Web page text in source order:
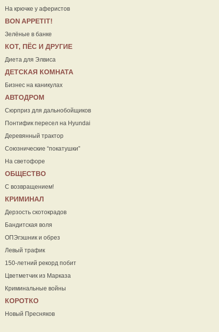
На крючке у аферистов
ВON APPETIT!
Зелёные в банке
КОТ, ПЁС И ДРУГИЕ
Диета для Элвиса
ДЕТСКАЯ КОМНАТА
Бизнес на каникулах
АВТОДРОМ
Сюрприз для дальнобойщиков
Понтифик пересел на Hyundai
Деревянный трактор
Союзнические “покатушки”
На светофоре
ОБЩЕСТВО
С возвращением!
КРИМИНАЛ
Дерзость скотокрадов
Бандитская воля
ОПЭгэшник и обрез
Левый трафик
150-летний рекорд побит
Цветметчик из Марказа
Криминальные войны
КОРОТКО
Новый Пресняков